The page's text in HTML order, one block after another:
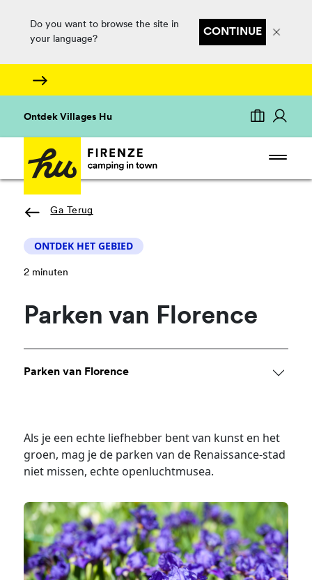
Do you want to browse the site in
your language?
CONTINUE
Ontdek Villages Hu
Ga Terug
ONTDEK HET GEBIED
2 minuten
Parken van Florence
Parken van Florence
Als je een echte liefhebber bent van kunst en het
groen, mag je de parken van de Renaissance-stad
niet missen, echte openluchtmusea.